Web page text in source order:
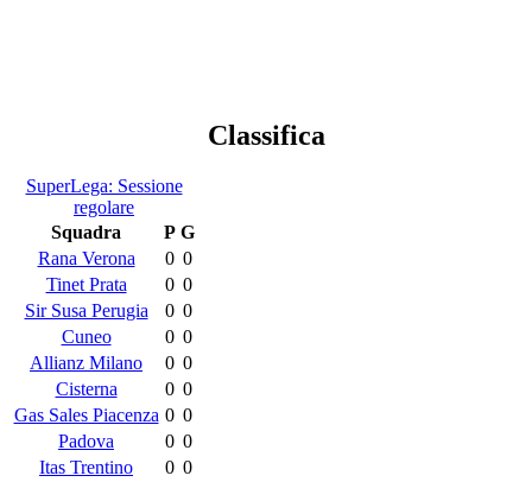
Classifica
SuperLega: Sessione
regolare
Squadra
P G
Rana Verona
0 0
Tinet Prata
0 0
Sir Susa Perugia
0 0
Cuneo
0 0
Allianz Milano
0 0
Cisterna
0 0
Gas Sales Piacenza 0 0
Padova
0 0
Itas Trentino
0 0